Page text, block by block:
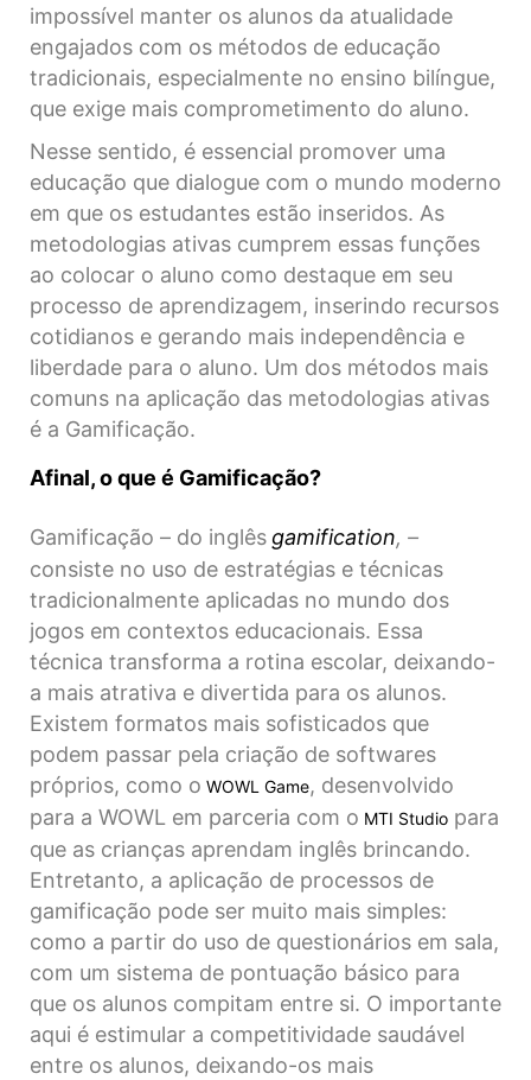
impossível manter os alunos da atualidade
engajados com os métodos de educação
tradicionais, especialmente no ensino bilíngue,
que exige mais comprometimento do aluno.
Nesse sentido, é essencial promover uma
educação que dialogue com o mundo moderno
em que os estudantes estão inseridos. As
metodologias ativas cumprem essas funções
ao colocar o aluno como destaque em seu
processo de aprendizagem, inserindo recursos
cotidianos e gerando mais independência e
liberdade para o aluno. Um dos métodos mais
comuns na aplicação das metodologias ativas
é a Gamificação.
Afinal, o que é Gamificação?
Gamificação – do inglês gamification, –
consiste no uso de estratégias e técnicas
tradicionalmente aplicadas no mundo dos
jogos em contextos educacionais. Essa
técnica transforma a rotina escolar, deixando-
a mais atrativa e divertida para os alunos.
Existem formatos mais sofisticados que
podem passar pela criação de softwares
próprios, como o WOWL Game, desenvolvido
para a WOWL em parceria com o MTI Studio para
que as crianças aprendam inglês brincando.
Entretanto, a aplicação de processos de
gamificação pode ser muito mais simples:
como a partir do uso de questionários em sala,
com um sistema de pontuação básico para
que os alunos compitam entre si. O importante
aqui é estimular a competitividade saudável
entre os alunos, deixando-os mais